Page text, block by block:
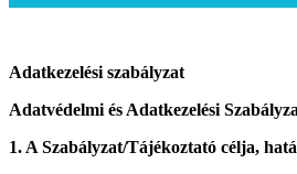
Adatkezelési szabályzat
Adatvédelmi és Adatkezelési
1. A Szabályzat/Tájékoztató célja,